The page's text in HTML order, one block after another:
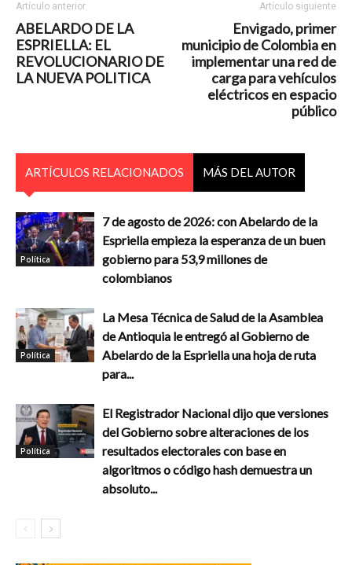
Artículo anterior
ABELARDO DE LA
ESPRIELLA: EL
REVOLUCIONARIO DE
LA NUEVA POLITICA
Artículo siguiente
Envigado, primer
municipio de Colombia en
implementar una red de
carga para vehículos
eléctricos en espacio
público
ARTÍCULOS RELACIONADOS MÁS DEL AUTOR
Política
7 de agosto de 2026: con Abelardo de la
Espriella empieza la esperanza de un buen
gobierno para 53,9 millones de
colombianos
Política
La Mesa Técnica de Salud de la Asamblea
de Antioquia le entregó al Gobierno de
Abelardo de la Espriella una hoja de ruta
para...
Política
El Registrador Nacional dijo que versiones
del Gobierno sobre alteraciones de los
resultados electorales con base en
algoritmos o código hash demuestra un
absoluto...